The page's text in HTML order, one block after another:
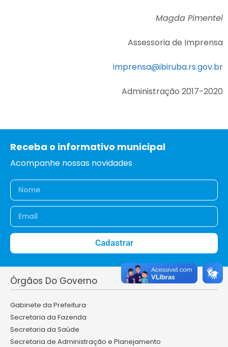
Magda Pimentel
Assessoria de Imprensa
imprensa@ibiruba.rs.gov.br
Administração 2017-2020
Receba o informativo municipal
Acompanhe nossas novidades
Cadastrar
Órgãos Do Governo
Gabinete da Prefeitura
Secretaria da Fazenda
Secretaria da Saúde
Secretaria de Administração e Planejamento